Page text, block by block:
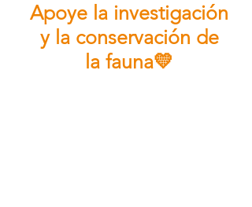
Apoye la investigación
y la conservación de
la fauna💛